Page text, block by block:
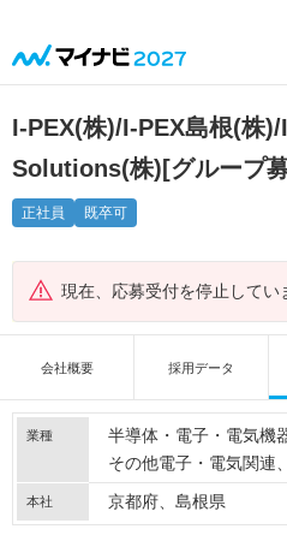
I-PEX(株)/I-PEX島根(株
Solutions(株)[グループ
正社員 既卒可
現在、応募受付を停止してい
会社概要 採用データ
業種 半導体・電子・電気機
その他電子・電気関連
本社 京都府、島根県